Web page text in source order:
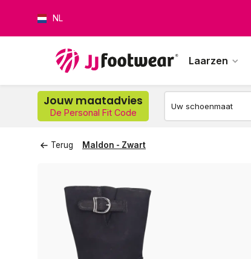
NL
Laarzen
Jouw maatadvies
De Personal Fit Code
Terug Maldon - Zwart